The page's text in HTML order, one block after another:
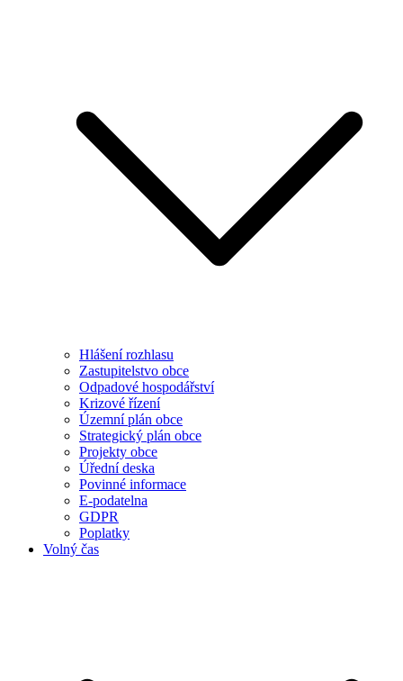
Hlášení rozhlasu
Zastupitelstvo obce
Odpadové hospodářství
Krizové řízení
Územní plán obce
Strategický plán obce
Projekty obce
Úřední deska
Povinné informace
E-podatelna
GDPR
Poplatky
Volný čas